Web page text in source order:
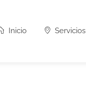
Inicio Servicios